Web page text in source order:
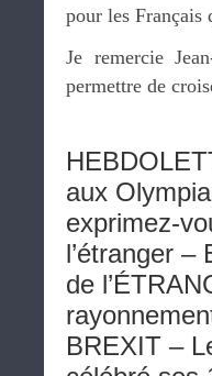
pour les Français
Je remercie
permettre de
aux
exprimez-
l’étranger
de
BREXIT –